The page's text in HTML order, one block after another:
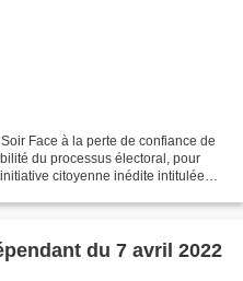
Face à la perte de confiance de
du processus électoral, pour
citoyenne inédite intitulée
Conseil Scientifique Indépendant du 7 avril 2022